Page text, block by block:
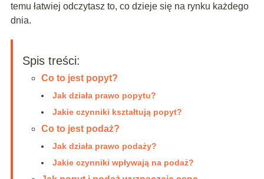
temu łatwiej odczytasz to, co dzieje się na rynku każdego
dnia.
Spis treści:
Co to jest popyt?
Jak działa prawo popytu?
Jakie czynniki kształtują popyt?
Co to jest podaż?
Jak działa prawo podaży?
Jakie czynniki wpływają na podaż?